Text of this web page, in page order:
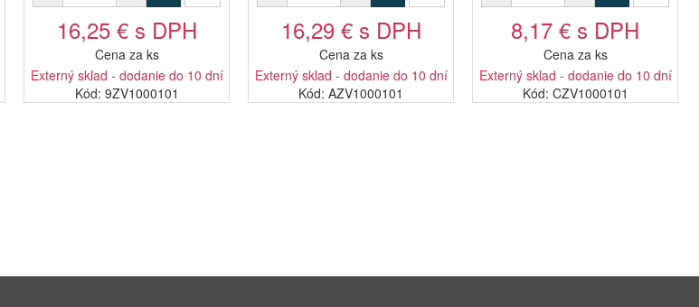
16,25 € s DPH
Cena za ks
Externý sklad - dodanie do 10 dní
Kód: 9ZV1000101
16,29 € s DPH
Cena za ks
Externý sklad - dodanie do 10 dní
Kód: AZV1000101
8,17 € s DPH
Cena za ks
Externý sklad - dodanie do 10 dní
Kód: CZV1000101